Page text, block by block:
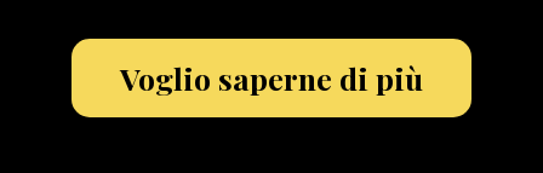
Voglio saperne di più